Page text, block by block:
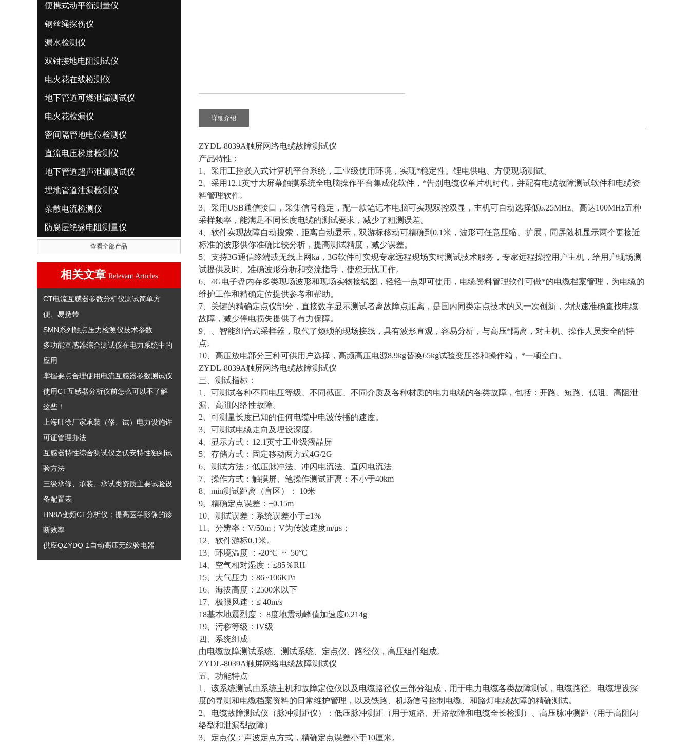
便携式动平衡测量仪
钢丝绳探伤仪
漏水检测仪
双钳接地电阻测试仪
电火花在线检测仪
地下管道可燃泄漏测试仪
电火花检漏仪
密间隔管地电位检测仪
直流电压梯度检测仪
地下管道超声泄漏测试仪
埋地管道泄漏检测仪
杂散电流检测仪
防腐层绝缘电阻测量仪
查看全部产品
相关文章 Relevant Articles
CT电流互感器参数分析仪测试简单方
便、易携带
SMN系列触点压力检测仪技术参数
多功能互感器综合测试仪在电力系统中的
应用
掌握要点合理使用电流互感器参数测试仪
使用CT互感器分析仪前怎么可以不了解
这些！
上海旺徐厂家承装（修、试）电力设施许
可证管理办法
互感器特性综合测试仪之伏安特性独到试
验方法
三级承修、承装、承试类资质主要试验设
备配置表
HN8A变频CT分析仪：提高医学影像的诊
断效率
供应QZYDQ-1自动高压无线验电器
详细介绍
ZYDL-8039A触屏网络电缆故障测试仪
产品特性：
1、采用工控嵌入式计算机平台系统，工业级使用环境，实现*稳定性。锂电供电、方便现场测试。
2、采用12.1英寸大屏幕触摸系统全电脑操作平台集成化软件，*告别电缆仪单片机时代，并配有电缆故障测试软件和电缆资
料管理软件。
3、采用USB通信接口，采集信号稳定，配一款笔记本电脑可实现双控双显，主机可自动选择低6.25MHz、高达100MHz五种
采样频率，能满足不同长度电缆的测试要求，减少了粗测误差。
4、软件实现故障自动搜索，距离自动显示，双游标移动可精确到0.1米，波形可任意压缩、扩展，同屏随机显示两个更接近
标准的波形供你准确比较分析，提高测试精度，减少误差。
5、支持3G通信终端或无线上网ka，3G软件可实现专家远程现场实时测试技术服务，专家远程操控用户主机，给用户现场测
试提供及时、准确波形分析和交流指导，使您无忧工作。
6、4G电子盘内存多类现场波形和现场实物接线图，轻轻一点即可使用，电缆资料管理软件可做*的电缆档案管理，为电缆的
维护工作和精确定位提供参考和帮助。
7、关键的精确定点仪部分，直接数字显示测试者离故障点距离，是国内同类定点技术的又一次创新，为快速准确查找电缆
故障，减少停电损失提供了有力保障。
9、、智能组合式采样器，取代了烦琐的现场接线，具有波形直观，容易分析，与高压*隔离，对主机、操作人员安全的特
点。
10、高压放电部分三种可供用户选择，高频高压电源8.9kg替换65kg试验变压器和操作箱，*一项空白。
ZYDL-8039A触屏网络电缆故障测试仪
三、测试指标：
1、可测试各种不同电压等级、不同截面、不同介质及各种材质的电力电缆的各类故障，包括：开路、短路、低阻、高阻泄
漏、高阻闪络性故障。
2、可测量长度已知的任何电缆中电波传播的速度。
3、可测试电缆走向及埋设深度。
4、显示方式：12.1英寸工业级液晶屏
5、存储方式：固定移动两方式4G/2G
6、测试方法：低压脉冲法、冲闪电流法、直闪电流法
7、操作方式：触摸屏、笔操作测试距离：不小于40km
8、min测试距离（盲区）： 10米
9、精确定点误差：±0.15m
10、测试误差：系统误差小于±1%
11、分辨率：V/50m；V为传波速度m/μs；
12、软件游标0.1米。
13、环境温度 ：-20°C ~ 50°C
14、空气相对湿度：≤85％RH
15、大气压力：86~106KPa
16、海拔高度：2500米以下
17、极限风速：≤ 40m/s
18基本地震烈度： 8度地震动峰值加速度0.214g
19、污秽等级：IV级
四、系统组成
由电缆故障测试系统、测试系统、定点仪、路径仪，高压组件组成。
ZYDL-8039A触屏网络电缆故障测试仪
五、功能特点
1、该系统测试由系统主机和故障定位仪以及电缆路径仪三部分组成，用于电力电缆各类故障测试，电缆路径。电缆埋设深
度的寻测和电缆档案资料的日常维护管理，以及铁路、机场信号控制电缆、和路灯电缆故障的精确测试。
2、电缆故障测试仪（脉冲测距仪）：低压脉冲测距（用于短路、开路故障和电缆全长检测）、高压脉冲测距（用于高阻闪
络型和泄漏型故障）
3、定点仪：声波定点方式，精确定点误差小于10厘米。